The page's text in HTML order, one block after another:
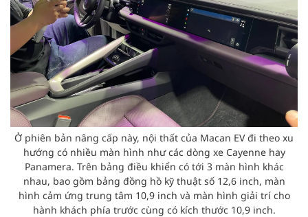
Ở phiên bản nâng cấp này, nội thất của Macan EV đi theo xu
hướng có nhiều màn hình như các dòng xe Cayenne hay
Panamera. Trên bảng điều khiển có tới 3 màn hình khác
nhau, bao gồm bảng đồng hồ kỹ thuật số 12,6 inch, màn
hình cảm ứng trung tâm 10,9 inch và màn hình giải trí cho
hành khách phía trước cùng có kích thước 10,9 inch.